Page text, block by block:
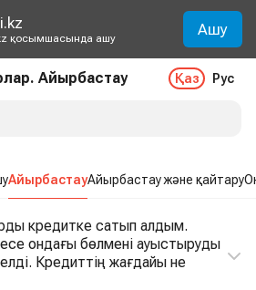
қосымшасында ашу Ашу
Айырбастау Қаз Рус
АйырбастауАйырбастау және қайтару
кредитке сатып алдым.
ондағы бөлмені ауыстыруды
Кредиттің жағдайы не